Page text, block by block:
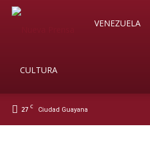
SoyVENEZUELA
CULTURA
27 C Ciudad Guayana